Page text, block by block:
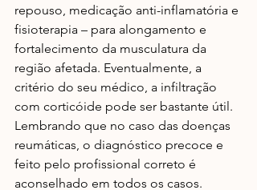
repouso, medicação anti-inflamatória e
fisioterapia – para alongamento e
fortalecimento da musculatura da
região afetada. Eventualmente, a
critério do seu médico, a infiltração
com corticóide pode ser bastante útil.
Lembrando que no caso das doenças
reumáticas, o diagnóstico precoce e
feito pelo profissional correto é
aconselhado em todos os casos.